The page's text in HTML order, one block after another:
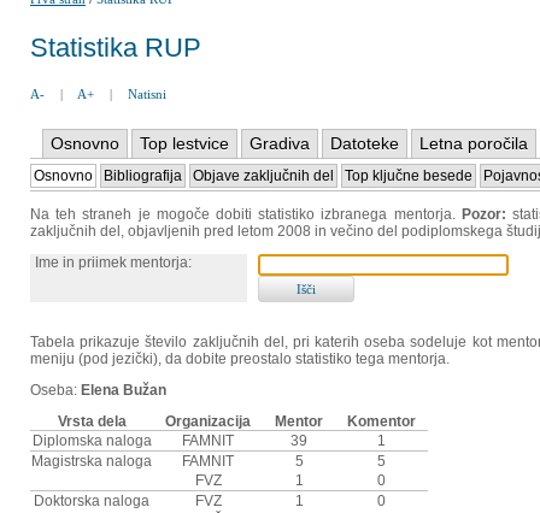
Statistika RUP
A- | A+ | Natisni
Osnovno Top lestvice Gradiva Datoteke Letna poročila
Osnovno Bibliografija Objave zaključnih del Top ključne besede
Na teh straneh je mogoče dobiti statistiko izbranega mentorja. Pozor:
zaključnih del, objavljenih pred letom 2008 in večino del podiplomskega
Ime in priimek mentorja:
Tabela prikazuje število zaključnih del, pri katerih oseba sodeluje kot
meniju (pod jezički), da dobite preostalo statistiko tega mentorja.
Oseba: Elena Bužan
Vrsta dela
Organizacija Mentor
Komentor
Diplomska naloga
FAMNIT 39
1
Magistrska naloga
FAMNIT 5
5
FVZ
1
0
Doktorska naloga
FVZ 1
0